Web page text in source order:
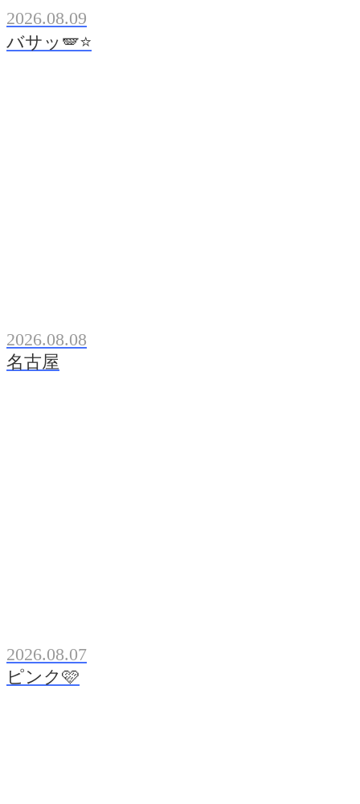
2026.08.09
バサッ🪽⭐️
2026.08.08
名古屋
2026.08.07
ピンク🩷